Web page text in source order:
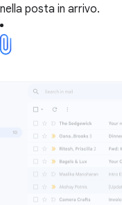
nella posta in arrivo.